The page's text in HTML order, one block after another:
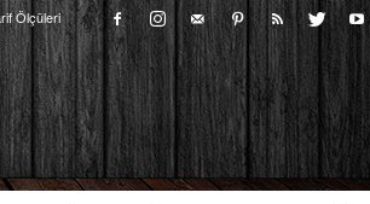
Ölçüleri